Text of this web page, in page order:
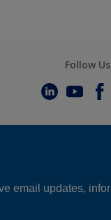
Follow Us